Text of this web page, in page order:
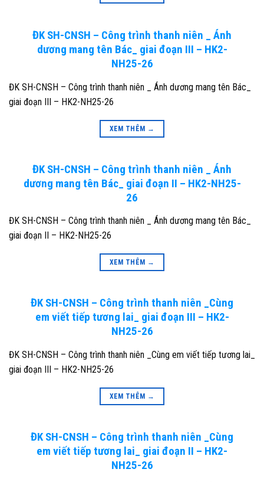
ĐK SH-CNSH – Công trình thanh niên _ Ánh
dương mang tên Bác_ giai đoạn III – HK2-
NH25-26
ĐK SH-CNSH – Công trình thanh niên _ Ánh dương mang tên Bác_
giai đoạn III – HK2-NH25-26
XEM THÊM →
ĐK SH-CNSH – Công trình thanh niên _ Ánh
dương mang tên Bác_ giai đoạn II – HK2-NH25-
26
ĐK SH-CNSH – Công trình thanh niên _ Ánh dương mang tên Bác_
giai đoạn II – HK2-NH25-26
XEM THÊM →
ĐK SH-CNSH – Công trình thanh niên _Cùng
em viết tiếp tương lai_ giai đoạn III – HK2-
NH25-26
ĐK SH-CNSH – Công trình thanh niên _Cùng em viết tiếp tương lai_
giai đoạn III – HK2-NH25-26
XEM THÊM →
ĐK SH-CNSH – Công trình thanh niên _Cùng
em viết tiếp tương lai_ giai đoạn II – HK2-
NH25-26